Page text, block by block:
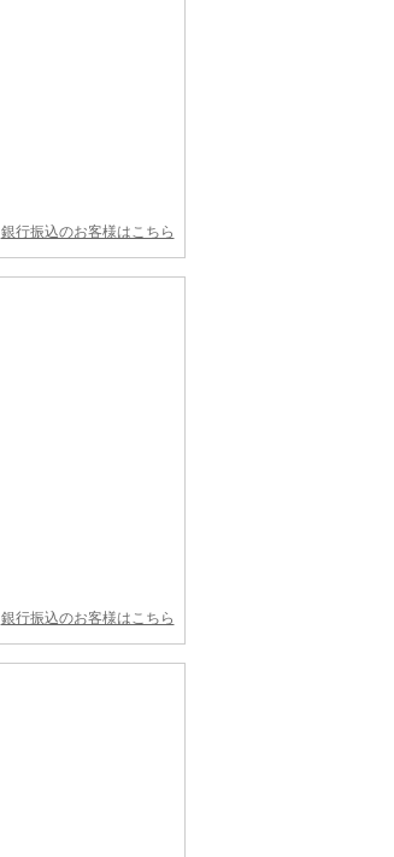
銀行振込のお客様はこちら
銀行振込のお客様はこちら